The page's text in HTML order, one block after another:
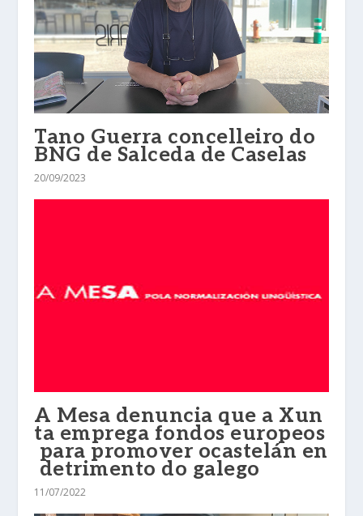
Tano Guerra concelleiro do
BNG de Salceda de Caselas
20/09/2023
A Mesa denuncia que a Xun
ta emprega fondos europeos
para promover ocastelán en
detrimento do galego
11/07/2022